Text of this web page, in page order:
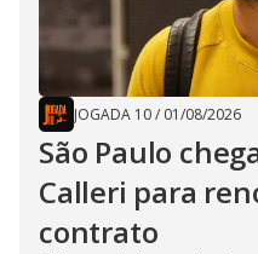
JOGADA 10/ 01/08/2026
São Paulo
Calleri para
contrato